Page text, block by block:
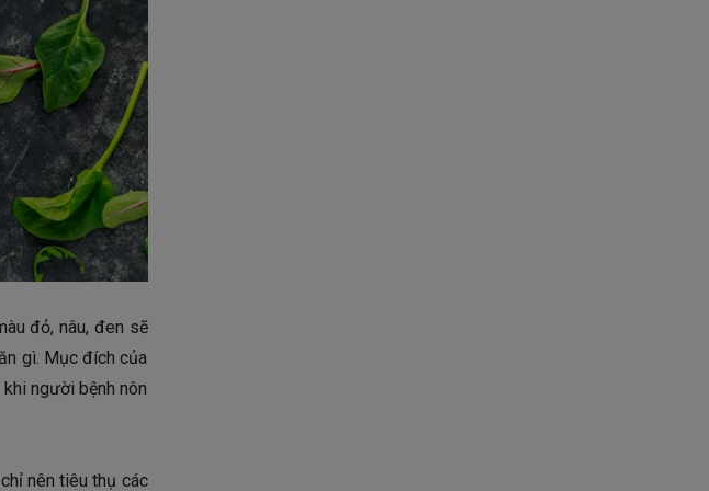
đỏ, nâu, đen sẽ
gì. Mục đích của
người bệnh nôn
nên tiêu thụ các